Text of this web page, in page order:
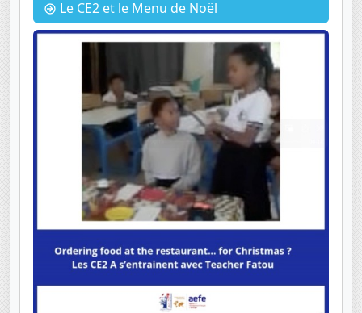
Le CE2 et le Menu de Noël